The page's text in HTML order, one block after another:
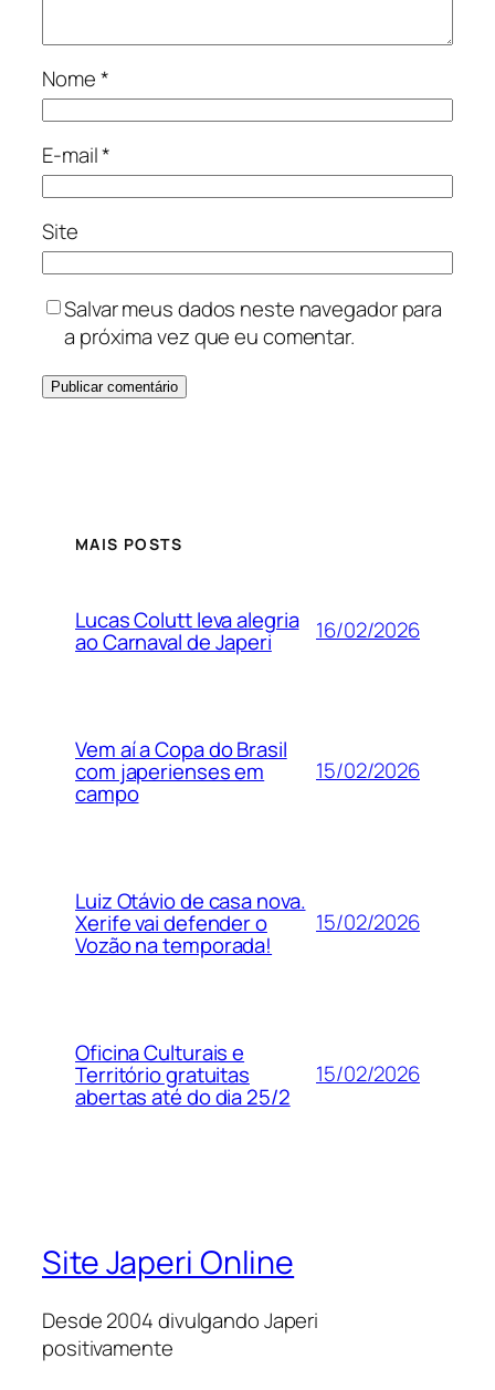
Nome*
E-mail*
Site
Salvar meus dados neste navegador para
a próxima vez que eu comentar.
MAIS POSTS
Lucas Colutt leva alegria
ao Carnaval de Japeri 16/02/2026
Vem aí a Copa do Brasil
com japerienses em
campo
15/02/2026
Luiz Otávio de casa nova.
Xerife vai defender o
Vozão na temporada!
15/02/2026
Oficina Culturais e
Território gratuitas
abertas até do dia 25/2
15/02/2026
Site Japeri Online
Desde 2004 divulgando Japeri
positivamente